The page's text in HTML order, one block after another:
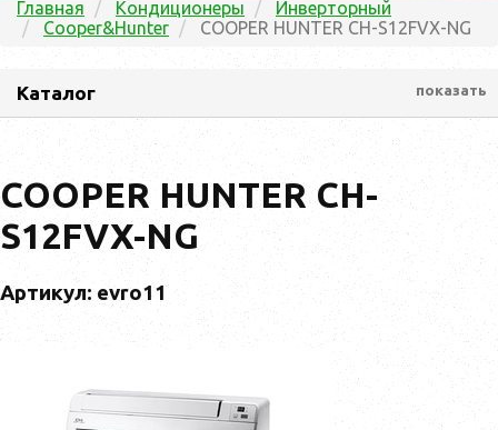
Главная Кондиционеры
Инверторный
Cooper&Hunter
COOPER HUNTER CH-S12FVX-NG
Каталог показать
COOPER HUNTER CH-
S12FVX-NG
Артикул: evro11